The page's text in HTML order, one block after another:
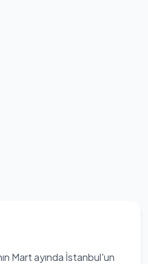
Mart ayında İstanbul'un